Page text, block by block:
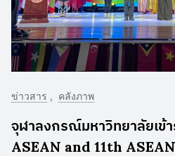
ข่าวสาร คลังภาพ
จุฬาลงกรณ์มหาวิทยาลัยเข้
ASEAN and 11th